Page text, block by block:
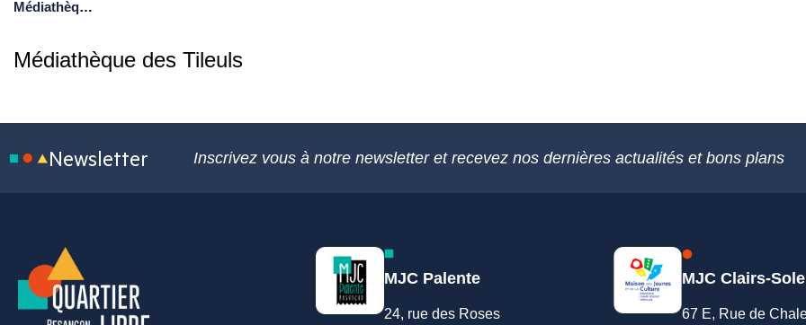
Médiathèque des Tilleuls
Médiathèque des Tileuls
Newsletter Inscrivez vous à notre newsletter et recevez nos dernières actualités et bons plans
MJC Palente
24, rue des Roses
MJC Clairs-
67 E, Rue de